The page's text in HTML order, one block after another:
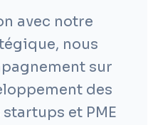
avec notre
nous
sur
des
et PME